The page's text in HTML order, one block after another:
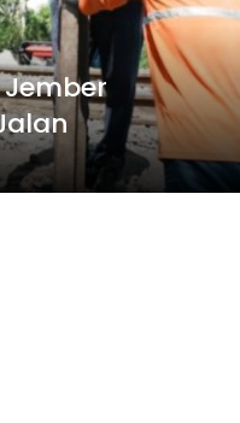
Jember